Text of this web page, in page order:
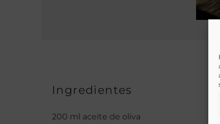
Ingredientes
200 ml aceite de oliva